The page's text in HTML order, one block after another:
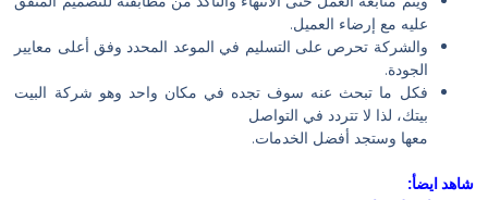
عليه مع إرضاء العميل.
والشركة تحرص على التسليم في الموعد المحدد وفق أعلى معايير
الجودة.
فكل ما تبحث عنه سوف تجده في مكان واحد وهو شركة البيت
بيتك، لذا لا تتردد في التواصل
معها وستجد أفضل الخدمات.
شاهد ايضأ: